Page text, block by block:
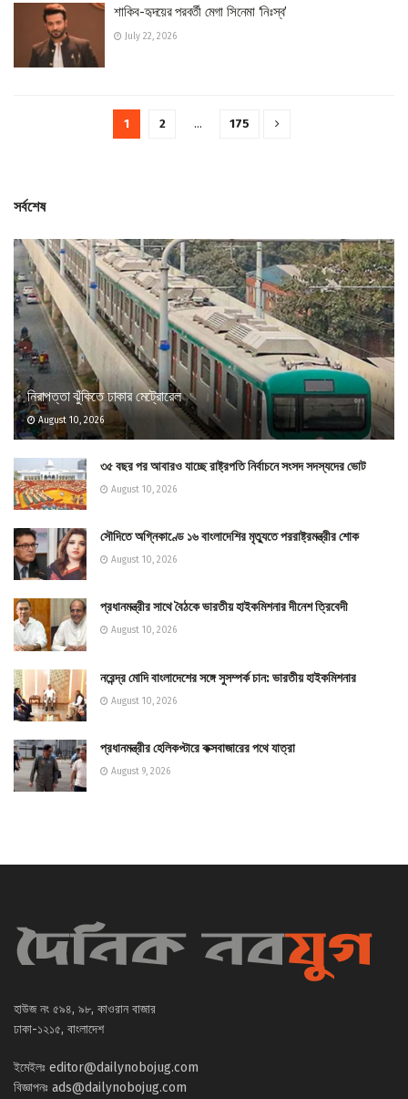
শাকিব-হৃদয়ের পরবর্তী মেগা সিনেমা ‘নিঃস্ব’
July 22, 2026
1 2 … 175
সর্বশেষ
নিরাপত্তা ঝুঁকিতে ঢাকার মেট্রোরেল
August 10, 2026
৩৫ বছর পর আবারও যাচ্ছে রাষ্ট্রপতি নির্বাচনে সংসদ সদস্যদের ভোট
August 10, 2026
সৌদিতে অগ্নিকাণ্ডে ১৬ বাংলাদেশির মৃত্যুতে পররাষ্ট্রমন্ত্রীর শোক
August 10, 2026
প্রধানমন্ত্রীর সাথে বৈঠকে ভারতীয় হাইকমিশনার দীনেশ ত্রিবেদী
August 10, 2026
নরেন্দ্র মোদি বাংলাদেশের সঙ্গে সুসম্পর্ক চান: ভারতীয় হাইকমিশনার
August 10, 2026
প্রধানমন্ত্রীর হেলিকপ্টারে কক্সবাজারের পথে যাত্রা
August 9, 2026
হাউজ নং ৫৯৪, ৯৮, কাওরান বাজার
ঢাকা-১২১৫, বাংলাদেশ
ইমেইলঃ editor@dailynobojug.com
বিজ্ঞাপনঃ ads@dailynobojug.com